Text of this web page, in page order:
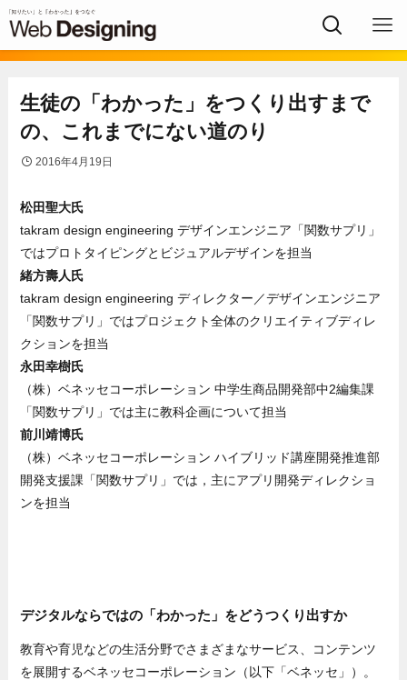
生徒の「わかった」をつくり出すまで
の、これまでにない道のり
2016年4月19日
松田聖大氏
takram design engineering デザインエンジニア「関数サプリ」
ではプロトタイピングとビジュアルデザインを担当
緒方壽人氏
takram design engineering ディレクター／デザインエンジニア
「関数サプリ」ではプロジェクト全体のクリエイティブディレ
クションを担当
永田幸樹氏
（株）ベネッセコーポレーション 中学生商品開発部中2編集課
「関数サプリ」では主に教科企画について担当
前川靖博氏
（株）ベネッセコーポレーション ハイブリッド講座開発推進部
開発支援課「関数サプリ」では，主にアプリ開発ディレクショ
ンを担当
デジタルならではの「わかった」をどうつくり出すか
教育や育児などの生活分野でさまざまなサービス、コンテンツ
を展開するベネッセコーポレーション（以下「ベネッセ」）。